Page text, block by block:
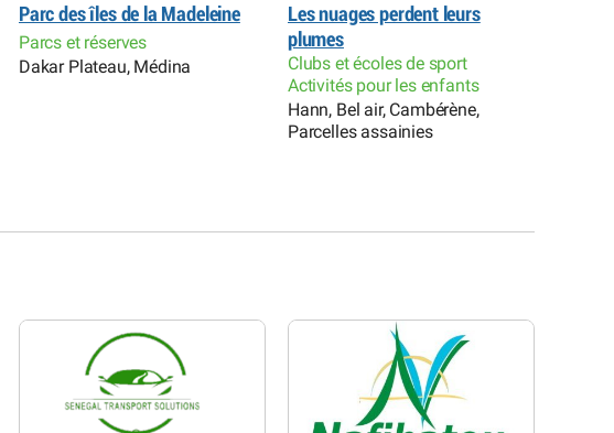
Parc des îles de la Madeleine
Parcs et réserves
Dakar Plateau, Médina
Les nuages perdent leurs
plumes
Clubs et écoles de sport
Activités pour les enfants
Hann, Bel air, Cambérène,
Parcelles assainies